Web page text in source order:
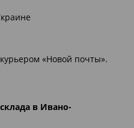
курьером «Новой почты».
в Ивано-